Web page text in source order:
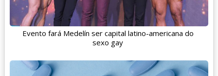
Evento fará Medelín ser capital latino-americana do
sexo gay